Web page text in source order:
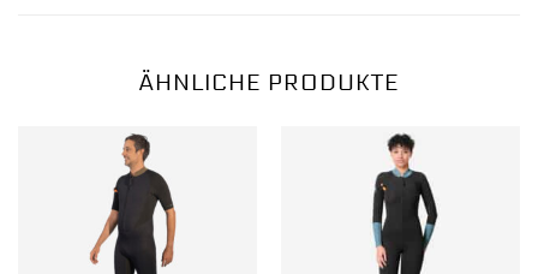
ÄHNLICHE PRODUKTE